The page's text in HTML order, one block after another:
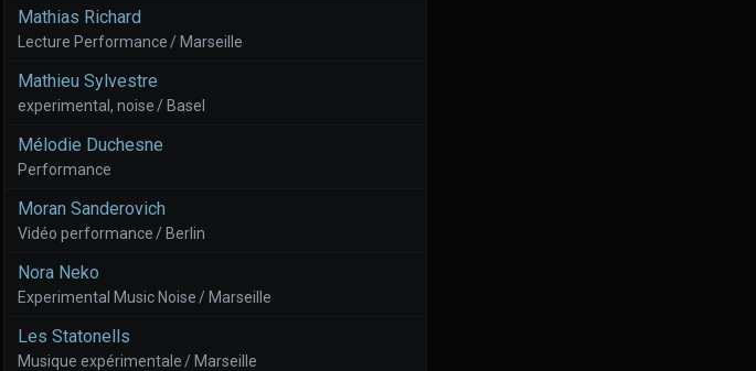
Mathias Richard
Lecture Performance / Marseille
Mathieu Sylvestre
experimental, noise / Basel
Mélodie Duchesne
Performance
Moran Sanderovich
Vidéo performance / Berlin
Nora Neko
Experimental Music Noise / Marseille
Les Statonells
Musique expérimentale / Marseille